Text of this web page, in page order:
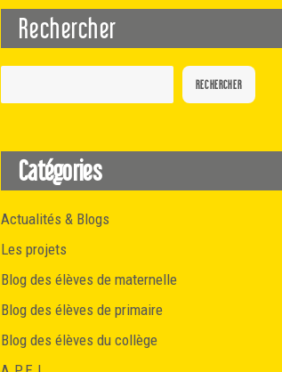
Rechercher
RECHERCHER
Catégories
Actualités & Blogs
Les projets
Blog des élèves de maternelle
Blog des élèves de primaire
Blog des élèves du collège